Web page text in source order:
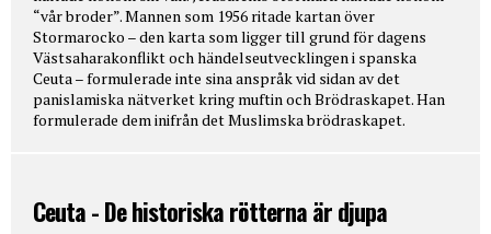
“vår broder”. Mannen som 1956 ritade kartan över
Stormarocko – den karta som ligger till grund för dagens
Västsaharakonflikt och händelseutvecklingen i spanska
Ceuta – formulerade inte sina anspråk vid sidan av det
panislamiska nätverket kring muftin och Brödraskapet. Han
formulerade dem inifrån det Muslimska brödraskapet.
Ceuta - De historiska rötterna är djupa